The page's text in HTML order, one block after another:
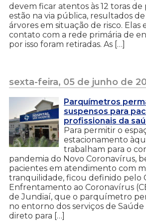
devem ficar atentos às 12 toras
estão na via pública, resultados
árvores em situação de risco. Elas
contato com a rede primária de
por isso foram retiradas. As […]
sexta-feira, 05 de junho de
Parquímetros
suspensos para
profissionais da
Para permitir o
estacionamento
trabalham para o
pandemia do Novo Coronavírus,
pacientes em atendimento com
tranquilidade, ficou definido pelo
Enfrentamento ao Coronavírus
de Jundiaí, que o parquímetro
no entorno dos serviços de
direto para […]